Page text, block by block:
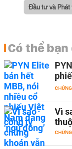
Đầu tư và Phát
Có thể
Vì